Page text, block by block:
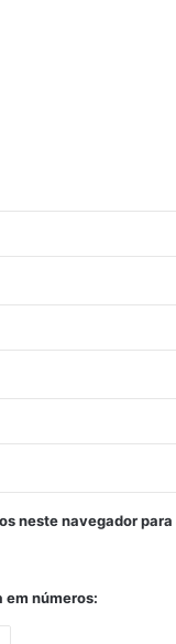
neste navegador
em números: